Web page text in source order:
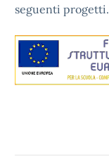
seguenti progetti.